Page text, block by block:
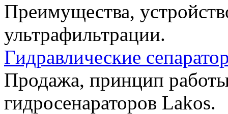
Преимущества,
ультрафильтрации.
Гидравлические
Продажа, принцип
гидросенараторов Lakos.